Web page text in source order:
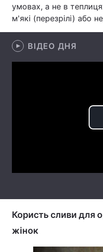
умовах, а не в
м'які (перезрілі) або
ВІДЕО ДНЯ
Користь сливи для
жінок